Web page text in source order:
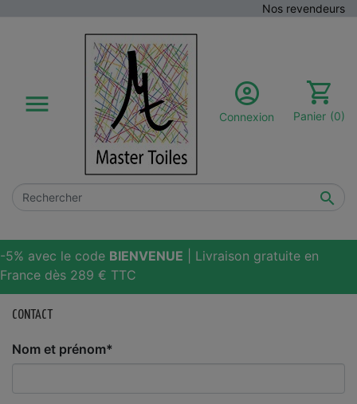
Nos revendeurs


Connexion Panier (0)
-5% avec le code BIENVENUE | Livraison gratuite en
France dès 289 € TTC
CONTACT
Nom et prénom*